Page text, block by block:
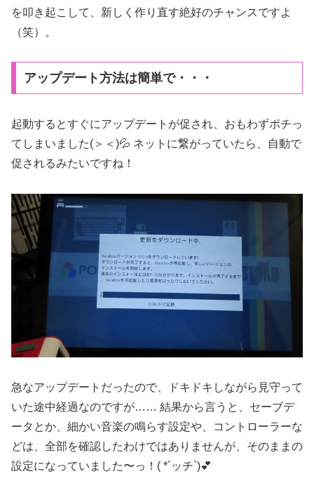
を叩き起こして、新しく作り直す絶好のチャンスですよ
（笑）。
アップデート方法は簡単で・・・
起動するとすぐにアップデートが促され、おもわずポチっ
てしまいました(＞＜)💦 ネットに繋がっていたら、自動で
促されるみたいですね！
急なアップデートだったので、ドキドキしながら見守って
いた途中経過なのですが…… 結果から言うと、セーブデ
ータとか、細かい音楽の鳴らす設定や、コントローラーな
どは、全部を確認したわけではありませんが、そのままの
設定になっていました〜っ！( *´ッチ`)💕